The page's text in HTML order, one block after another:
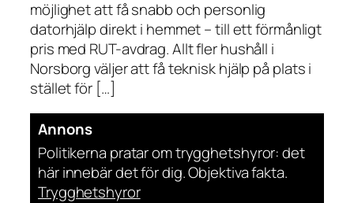
möjlighet att få snabb och personlig
datorhjälp direkt i hemmet – till ett förmånligt
pris med RUT-avdrag. Allt fler hushåll i
Norsborg väljer att få teknisk hjälp på plats i
stället för […]
Annons
Politikerna pratar om trygghetshyror: det
här innebär det för dig. Objektiva fakta.
Trygghetshyror